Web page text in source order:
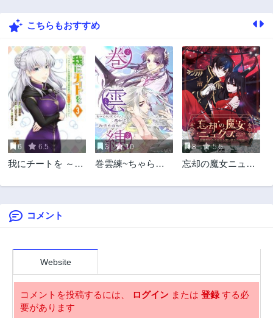
第37話
第35話
2年前
第34話
2年前
第33話
2年前
第32話
2年前
第31話
2年前
第30話
2年前
第29話
2年前
第28話
2年前
第27話 第26話
第25話
第23話
2年前 2年前
第19話
こちらもおすすめ
6 6.5
我にチートを ～ハ
勇者は異世界でゆ
～. 请务必让我开挂
3 10
巻雲練~ちゃらん
を求めて~
8 5.5
忘却の魔女ニュク
始まる僕と彼女の
コメント
Website
コメントを投稿するには、 ログイン または 登録する必
要があります